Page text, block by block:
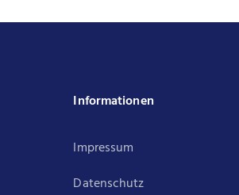
Informationen
Impressum
Datenschutz